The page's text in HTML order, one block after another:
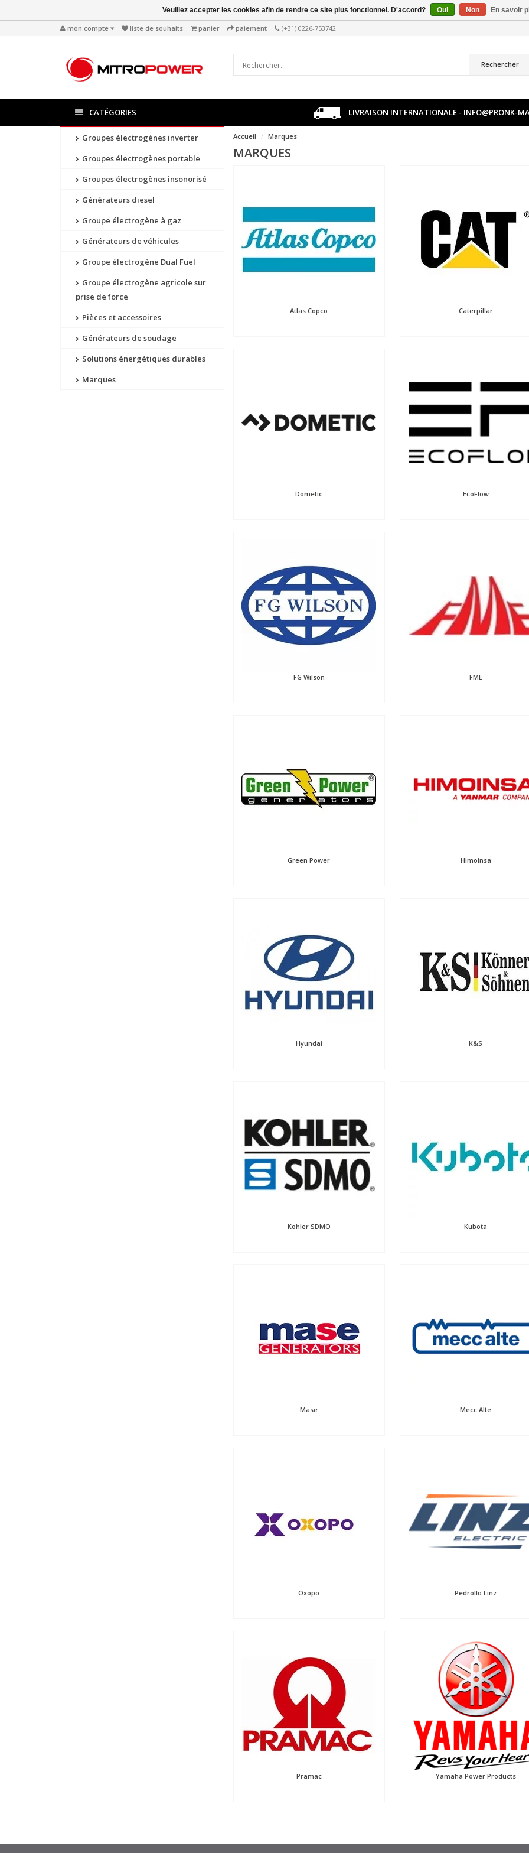
mon compte liste de souhaits panier paiement (+31) 0226-753742
Rechercher
CATÉGORIES LIVRAISON INTERNATIONALE - INFO@PRONK-
Groupes électrogènes inverter
Groupes électrogènes portable
Groupes électrogènes insonorisé
Générateurs diesel
Groupe électrogène à gaz
Générateurs de véhicules
Groupe électrogène Dual Fuel
Groupe électrogène agricole sur
prise de force
Pièces et accessoires
Générateurs de soudage
Solutions énergétiques durables
Marques
Accueil Marques
MARQUES
Atlas Copco Caterpillar
Dometic EcoFlow
FG Wilson FME
Green Power Himoinsa
Hyundai K&S
Kohler SDMO Kubota
Mase Mecc Alte
Oxopo Pedrollo Linz
Pramac Yamaha Power Products
Veuillez accepter les cookies afin de rendre ce site plus fonctionnel. D'accord? Oui Non En savoir